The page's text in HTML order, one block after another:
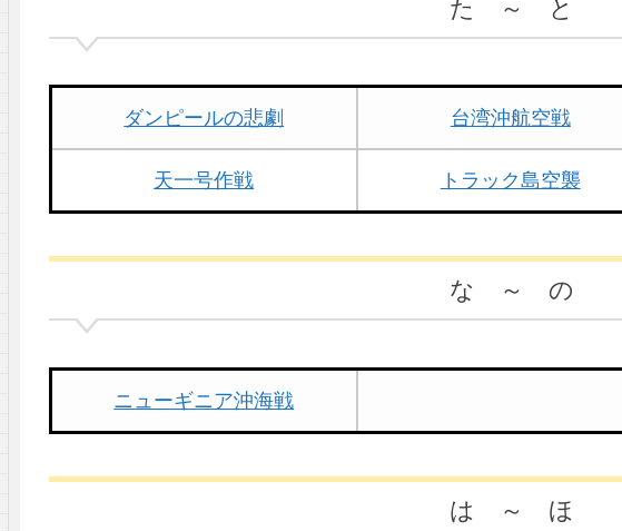
た ～ と
ダンピールの悲劇 台湾沖航空戦
天一号作戦 トラック島空襲
な ～ の
ニューギニア沖海戦
は ～ ほ